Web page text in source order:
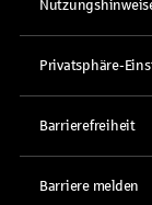
Privatsphäre-
Barrierefreiheit
Barriere melden